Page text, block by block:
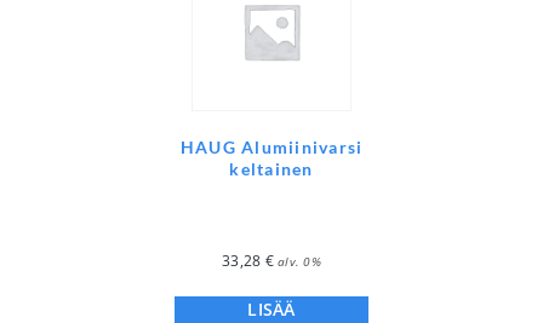
HAUG Alumiinivarsi
keltainen
33,28 € alv. 0%
LISÄÄ